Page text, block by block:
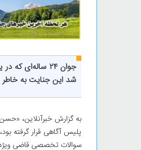
جوان ۲۴
شد این جنایت به
به گزارش خبرآنلاین،
سوالات تخصصی قاضی